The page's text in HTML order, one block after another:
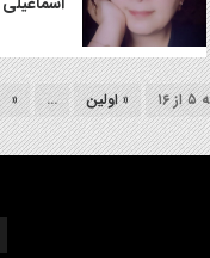
۱۶ « اولین ...
«